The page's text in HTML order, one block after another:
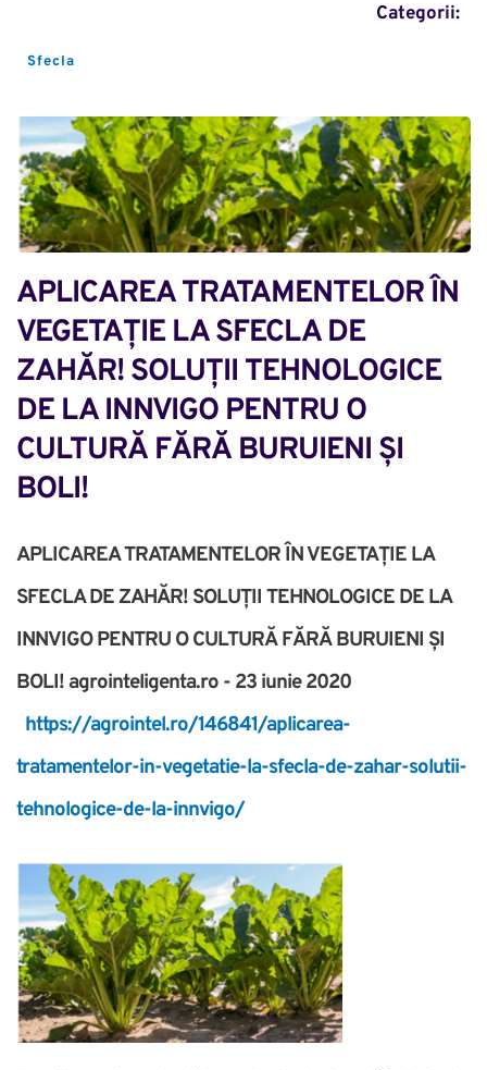
Categorii:
Sfecla
APLICAREA TRATAMENTELOR ÎN
VEGETAȚIE LA SFECLA DE
ZAHĂR! SOLUȚII TEHNOLOGICE
DE LA INNVIGO PENTRU O
CULTURĂ FĂRĂ BURUIENI ȘI
BOLI!
APLICAREA TRATAMENTELOR ÎN VEGETAȚIE LA
SFECLA DE ZAHĂR! SOLUȚII TEHNOLOGICE DE LA
INNVIGO PENTRU O CULTURĂ FĂRĂ BURUIENI ȘI
BOLI! agrointeligenta.ro - 23 iunie 2020
https://agrointel.ro/146841/aplicarea-
tratamentelor-in-vegetatie-la-sfecla-de-zahar-solutii-
tehnologice-de-la-innvigo/